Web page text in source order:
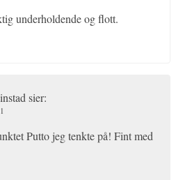
underholdende og flott.
sier:
Putto jeg tenkte på! Fint med